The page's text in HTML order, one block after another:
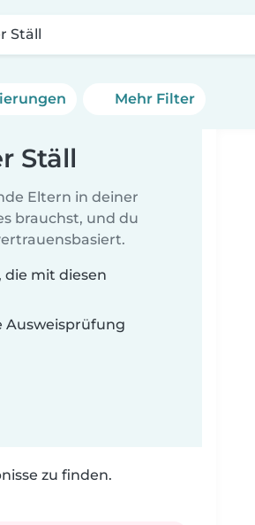
Ställ
Mehr Filter
Ställ
Eltern in deiner
brauchst, und du
die mit diesen
Ausweisprüfung
zu finden.